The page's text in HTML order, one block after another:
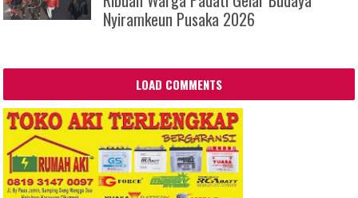
Nyiramkeun Pusaka 2026
LOAD COMMENTS